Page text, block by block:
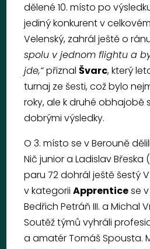
dělené 10. místo po
jediný konkurent v
Velenský, zahrál ještě o
spolu v jednom flightu a
jde,“přiznalŠvarc, který
turnaj ze šesti, což bylo
roky, ale k druhé obhajobě
dobrými výsledky.
O 3. místo se v Berouně
Nič junior a Ladislav Břeska
paru 72 dohrál ještě šestý
v kategoriiApprenticese
Bedřich Petráň III. a Michal
Soutěž týmů vyhráli
a amatér Tomáš Spousta.